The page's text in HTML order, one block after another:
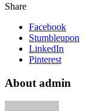
Share
Facebook
Stumbleupon
LinkedIn
Pinterest
About admin